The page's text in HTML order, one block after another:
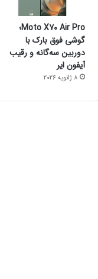
Moto X70 Air Pro؛
گوشی فوق بارک با
دوربین سه‌گانه و رقیب
آیفون ایر
8 ژانویه 2026